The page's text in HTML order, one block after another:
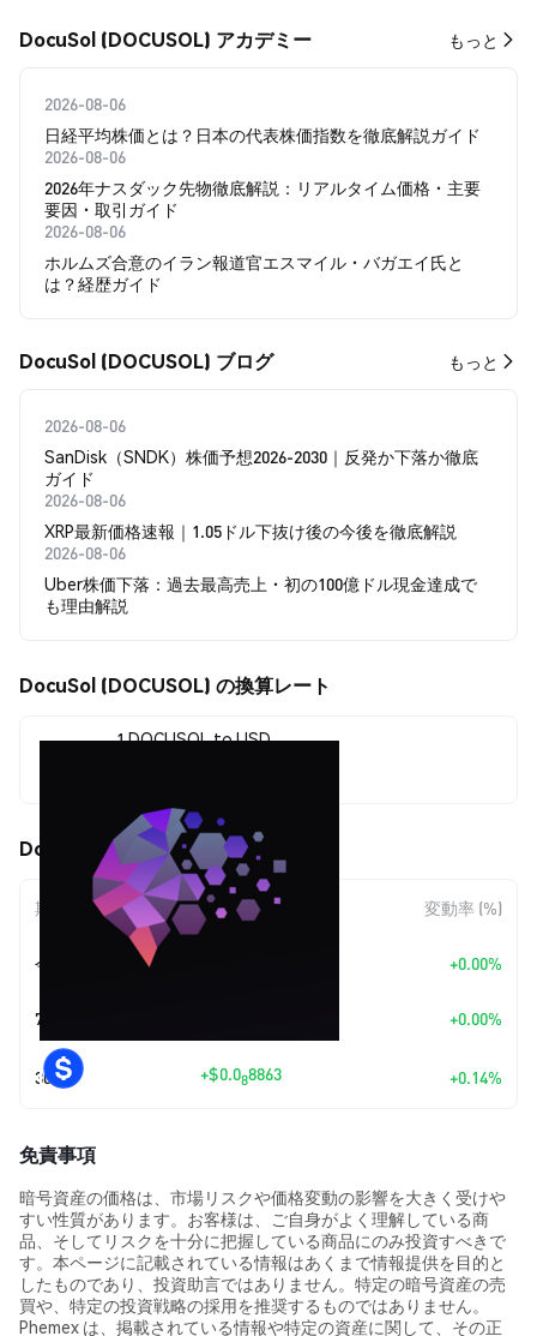
DocuSol (DOCUSOL) アカデミー もっと
2026-08-06
日経平均株価とは？日本の代表株価指数を徹底解説ガイド
2026-08-06
2026年ナスダック先物徹底解説：リアルタイム価格・主要
要因・取引ガイド
2026-08-06
ホルムズ合意のイラン報道官エスマイル・バガエイ氏と
は？経歴ガイド
DocuSol (DOCUSOL) ブログ もっと
2026-08-06
SanDisk（SNDK）株価予想2026-2030｜反発か下落か徹底
ガイド
2026-08-06
XRP最新価格速報｜1.05ドル下抜け後の今後を徹底解説
2026-08-06
Uber株価下落：過去最高売上・初の100億ドル現金達成で
も理由解説
DocuSol (DOCUSOL) の換算レート
1 DOCUSOL to USD
DocuSol (DOCUSOL) の価格変動
期間 金額変動 変動率 (%)
今日 +0.00%
7日 +0.00%
30日 +$0.088863 +0.14%
免責事項
暗号資産の価格は、市場リスクや価格変動の影響を大きく受けや
すい性質があります。お客様は、ご自身がよく理解している商
品、そしてリスクを十分に把握している商品にのみ投資すべきで
す。本ページに記載されている情報はあくまで情報提供を目的と
したものであり、投資助言ではありません。特定の暗号資産の売
買や、特定の投資戦略の採用を推奨するものではありません。
Phemex は、掲載されている情報や特定の資産に関して、その正